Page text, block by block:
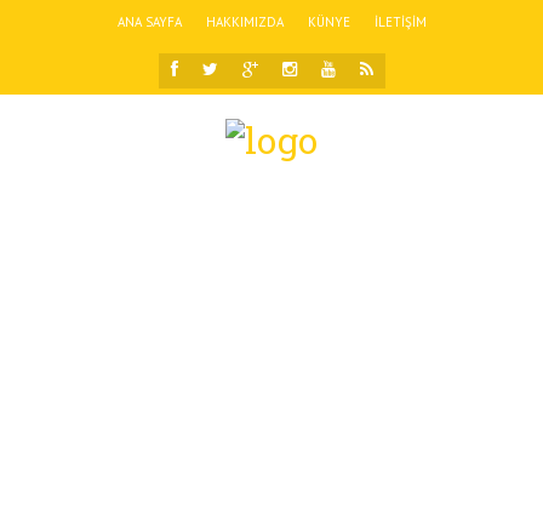
ANA SAYFA HAKKIMIZDA KÜNYE İLETIŞIM